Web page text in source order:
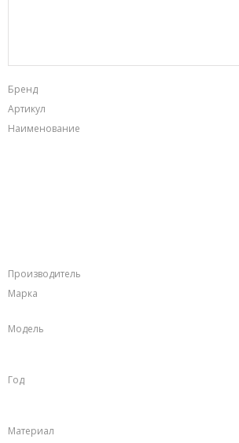
Бренд
Артикул
Наименование
Производитель
Марка
Модель
Год
Материал